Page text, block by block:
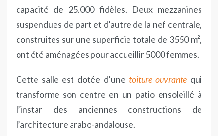
capacité de 25.000 fidèles. Deux mezzanines
suspendues de part et d’autre de la nef centrale,
construites sur une superficie totale de 3550 m²,
ont été aménagées pour accueillir 5000 femmes.
Cette salle est dotée d’une toiture ouvrante qui
transforme son centre en un patio ensoleillé à
l’instar des anciennes constructions de
l’architecture arabo-andalouse.